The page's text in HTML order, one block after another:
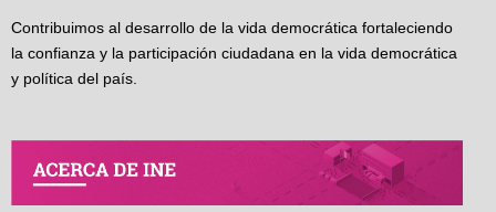
Contribuimos al desarrollo de la vida democrática fortaleciendo
la confianza y la participación ciudadana en la vida democrática
y política del país.